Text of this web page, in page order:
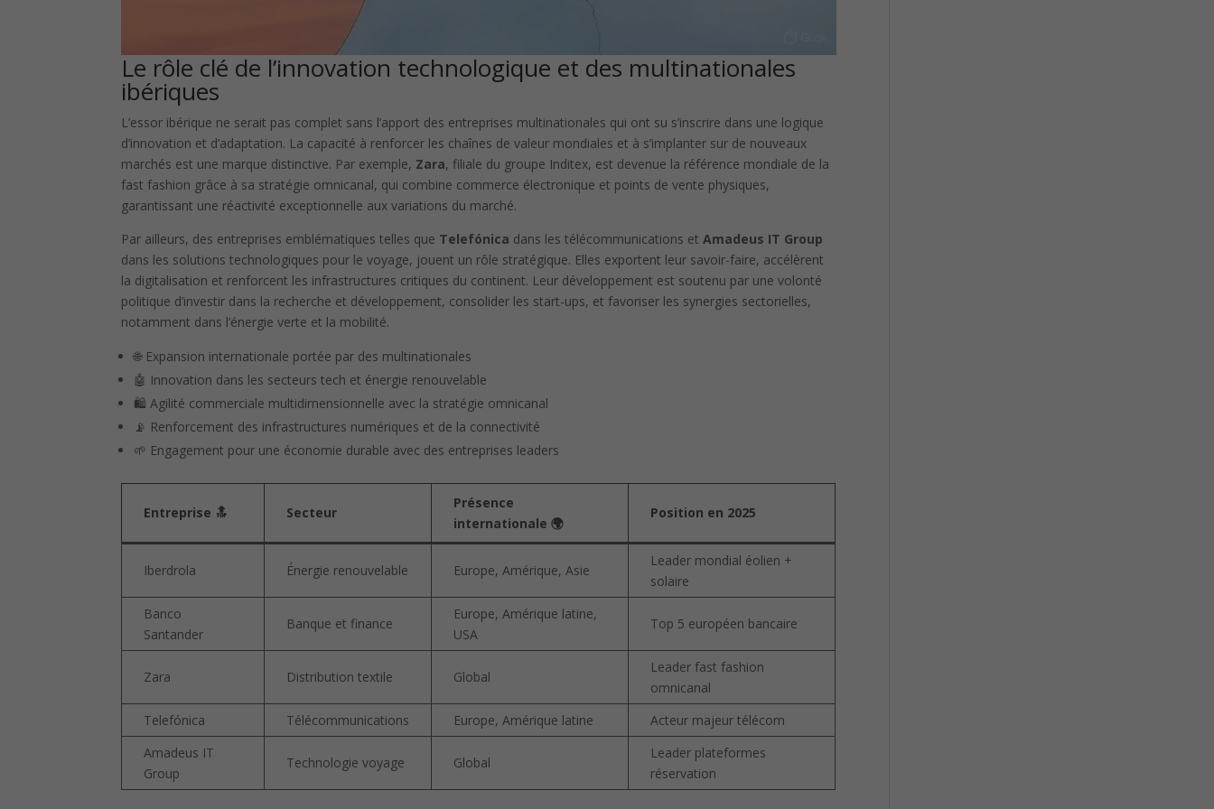
Le rôle clé de l’innovation technologique et des multinationales
ibériques
L’essor ibérique ne serait pas complet sans l’apport des entreprises multinationales qui ont su s’inscrire dans une logique
d’innovation et d’adaptation. La capacité à renforcer les chaînes de valeur mondiales et à s’implanter sur de nouveaux
marchés est une marque distinctive. Par exemple, Zara, filiale du groupe Inditex, est devenue la référence mondiale de la
fast fashion grâce à sa stratégie omnicanal, qui combine commerce électronique et points de vente physiques,
garantissant une réactivité exceptionnelle aux variations du marché.
Par ailleurs, des entreprises emblématiques telles que Telefónica dans les télécommunications etAmadeus IT Group
dans les solutions technologiques pour le voyage, jouent un rôle stratégique. Elles exportent leur savoir-faire, accélèrent
la digitalisation et renforcent les infrastructures critiques du continent. Leur développement est soutenu par une volonté
politique d’investir dans la recherche et développement, consolider les start-ups, et favoriser les synergies sectorielles,
notamment dans l’énergie verte et la mobilité.
🌐 Expansion internationale portée par des multinationales
🤖 Innovation dans les secteurs tech et énergie renouvelable
🛍️ Agilité commerciale multidimensionnelle avec la stratégie omnicanal
📡 Renforcement des infrastructures numériques et de la connectivité
🌱 Engagement pour une économie durable avec des entreprises leaders
Entreprise 🔝 Secteur
Présence
internationale 🌍
Position en 2025
Iberdrola Énergie renouvelable Europe, Amérique, Asie
Leader mondial éolien +
solaire
Banco
Santander
Banque et finance
Europe, Amérique latine,
USA
Top 5 européen bancaire
Zara Distribution textile Global
Leader fast fashion
omnicanal
Telefónica
Télécommunications Europe, Amérique latine
Acteur majeur télécom
Amadeus IT
Group
Technologie voyage Global
Leader plateformes
réservation